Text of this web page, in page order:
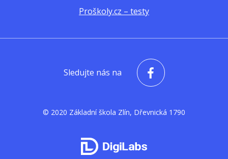
Proškoly.cz – testy
© 2020 Základní škola Zlín, Dřevnická 1790
Sledujte nás na